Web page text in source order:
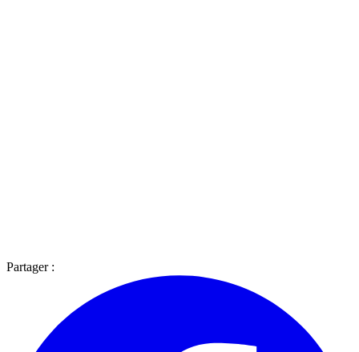
Partager :